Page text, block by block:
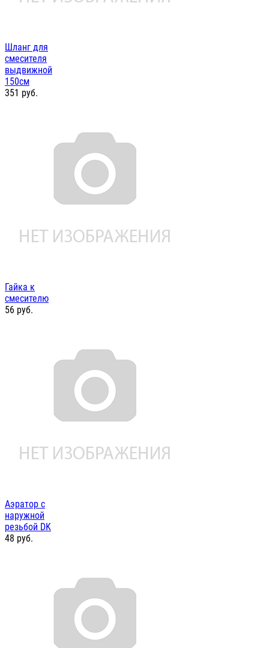
Шланг для
смесителя
выдвижной
150см
351 руб.
Гайка к
смесителю
56 руб.
Аэратор с
наружной
резьбой DK
48 руб.